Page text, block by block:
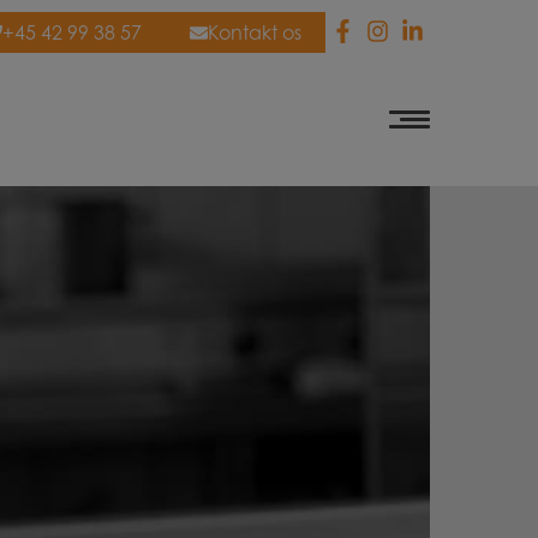
+45 42 99 38 57 Kontakt os